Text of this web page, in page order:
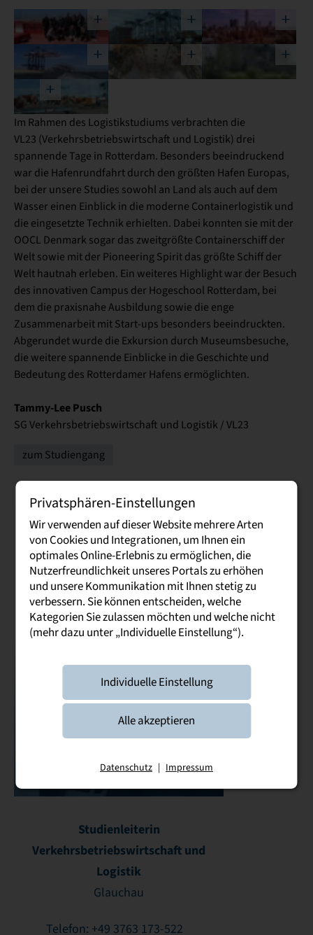
Im Rahmen des Logistikstudiums verbrachten die
VL23 (Verkehrsbetriebswirtschaft und Logistik) drei
spannende Tage in Rotterdam. Besonders beeindruckend
war die Hafenrundfahrt durch den größten Hafen Europas,
bei der unsere Studies sowohl an Land als auch auf dem
Wasser einen Einblick in die moderne Containerlogistik und
die eingesetzte Technik erhielten. Dabei konnten sie mit der
OOCL Denmark sogar das zweitgrößte Containerschiff der
Welt sowie mit der Pioneering Spirit das größte Schiff der
Welt hautnah erleben. Ein weiteres Highlight war der Besuch
des innovativen Campus der Hogeschool Rotterdam, bei
dem die praxisnahe Ausbildung sowie die enge
Zusammenarbeit mit Start-ups besonders beeindruckten.
Abgerundet wurde die Exkursion durch Museumsbesuche,
die weitere spannende Einblicke in die Geschichte und
Bedeutung des Rotterdamer Hafens ermöglichten.
Tammy-Lee Pusch
SG Verkehrsbetriebswirtschaft und Logistik / VL23
zum Studiengang
Prof. Dr.
Annett
Studienleiterin
Verkehrsbetriebswirtschaft und
Logistik
Glauchau
Telefon: +49 3763 173-522
Privatsphären-Einstellungen
Wir verwenden auf dieser Website mehrere Arten
von Cookies und Integrationen, um Ihnen ein
optimales Online-Erlebnis zu ermöglichen, die
Nutzerfreundlichkeit unseres Portals zu erhöhen
und unsere Kommunikation mit Ihnen stetig zu
verbessern. Sie können entscheiden, welche
Kategorien Sie zulassen möchten und welche nicht
(mehr dazu unter „Individuelle Einstellung“).
Individuelle Einstellung
Alle akzeptieren
Datenschutz | Impressum